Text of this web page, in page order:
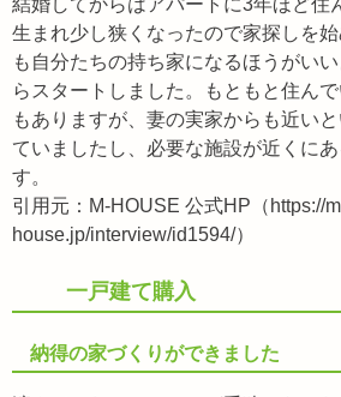
結婚してからはアパートに3年ほど住
生まれ少し狭くなったので家探しを
も自分たちの持ち家になるほうがい
らスタートしました。もともと住ん
もありますが、妻の実家からも近い
ていましたし、必要な施設が近くに
す。
引用元：M-HOUSE 公式HP（https://
house.jp/interview/id1594/）
一戸建て購入
納得の家づくりができました